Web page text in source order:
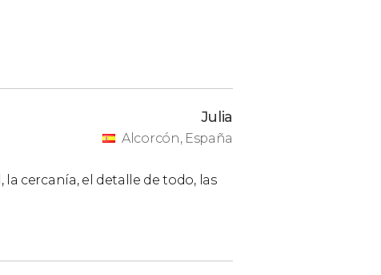
Julia
Alcorcón, España
cercanía, el detalle de todo, las